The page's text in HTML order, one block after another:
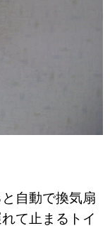
自動で換気扇
て止まるトイ